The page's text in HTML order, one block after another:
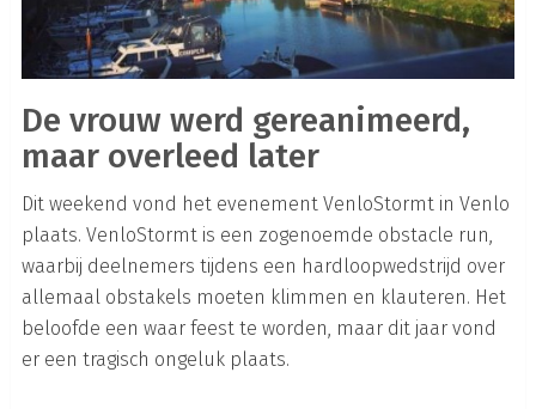
De vrouw werd gereanimeerd,
maar overleed later
Dit weekend vond het evenement VenloStormt in Venlo
plaats. VenloStormt is een zogenoemde obstacle run,
waarbij deelnemers tijdens een hardloopwedstrijd over
allemaal obstakels moeten klimmen en klauteren. Het
beloofde een waar feest te worden, maar dit jaar vond
er een tragisch ongeluk plaats.